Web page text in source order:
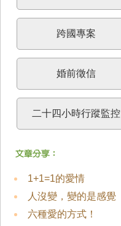
跨國專案
婚前徵信
二十四小時行蹤監控
1+1=1的愛情
人沒變，變的是感覺
六種愛的方式！